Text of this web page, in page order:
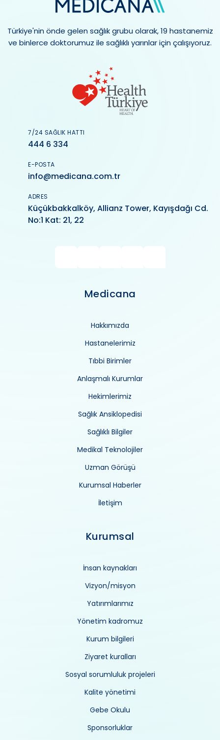
Türkiye'nin önde gelen sağlık grubu olarak, 19 hastanemiz
ve binlerce doktorumuz ile sağlıklı yarınlar için çalışıyoruz.
7/24 SAĞLIK HATTI
444 6 334
E-POSTA
info@medicana.com.tr
ADRES
Küçükbakkalköy, Allianz Tower, Kayışdağı Cd.
No:1 Kat: 21, 22
Medicana
Hakkımızda
Hastanelerimiz
Tıbbi Birimler
Anlaşmalı Kurumlar
Hekimlerimiz
Sağlık Ansiklopedisi
Sağlıklı Bilgiler
Medikal Teknolojiler
Uzman Görüşü
Kurumsal Haberler
İletişim
Kurumsal
İnsan kaynakları
Vizyon/misyon
Yatırımlarımız
Yönetim kadromuz
Kurum bilgileri
Ziyaret kuralları
Sosyal sorumluluk projeleri
Kalite yönetimi
Gebe Okulu
Sponsorluklar